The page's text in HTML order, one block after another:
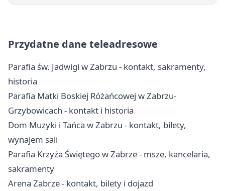
Przydatne dane teleadresowe
Parafia św. Jadwigi w Zabrzu - kontakt, sakramenty,
historia
Parafia Matki Boskiej Różańcowej w Zabrzu-
Grzybowicach - kontakt i historia
Dom Muzyki i Tańca w Zabrzu - kontakt, bilety,
wynajem sali
Parafia Krzyża Świętego w Zabrze - msze, kancelaria,
sakramenty
Arena Zabrze - kontakt, bilety i dojazd